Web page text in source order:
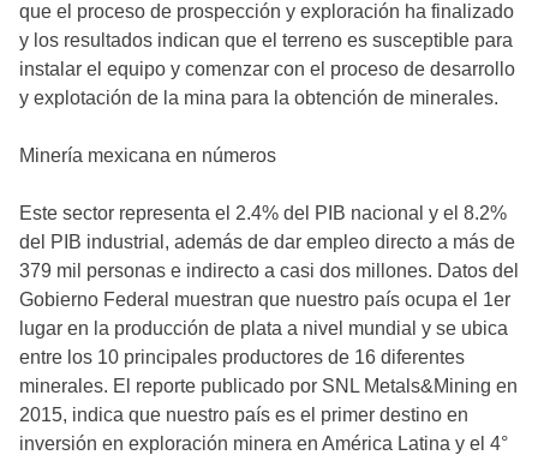
que el proceso de prospección y exploración ha finalizado
y los resultados indican que el terreno es susceptible para
instalar el equipo y comenzar con el proceso de desarrollo
y explotación de la mina para la obtención de minerales.
Minería mexicana en números
Este sector representa el 2.4% del PIB nacional y el 8.2%
del PIB industrial, además de dar empleo directo a más de
379 mil personas e indirecto a casi dos millones. Datos del
Gobierno Federal muestran que nuestro país ocupa el 1er
lugar en la producción de plata a nivel mundial y se ubica
entre los 10 principales productores de 16 diferentes
minerales. El reporte publicado por SNL Metals&Mining en
2015, indica que nuestro país es el primer destino en
inversión en exploración minera en América Latina y el 4°